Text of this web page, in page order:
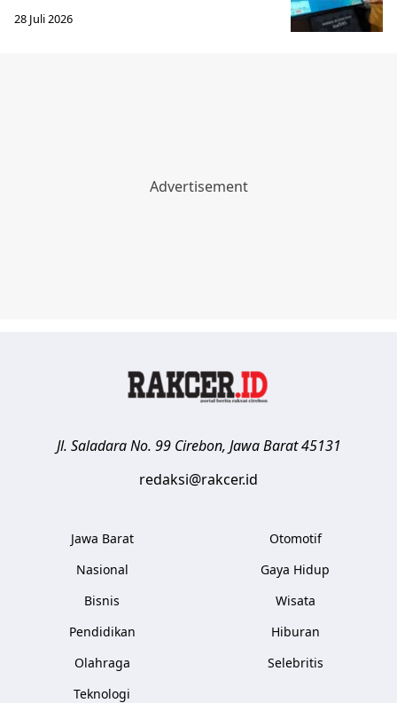
28 Juli 2026
Jl. Saladara No. 99 Cirebon, Jawa Barat 45131
redaksi@rakcer.id
Jawa Barat
Nasional
Bisnis
Pendidikan
Olahraga
Teknologi
Otomotif
Gaya Hidup
Wisata
Hiburan
Selebritis